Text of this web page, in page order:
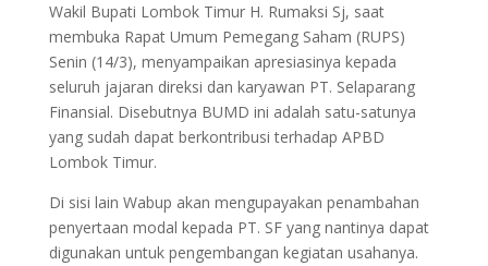
Wakil Bupati Lombok Timur H. Rumaksi Sj, saat
membuka Rapat Umum Pemegang Saham (RUPS)
Senin (14/3), menyampaikan apresiasinya kepada
seluruh jajaran direksi dan karyawan PT. Selaparang
Finansial. Disebutnya BUMD ini adalah satu-satunya
yang sudah dapat berkontribusi terhadap APBD
Lombok Timur.
Di sisi lain Wabup akan mengupayakan penambahan
penyertaan modal kepada PT. SF yang nantinya dapat
digunakan untuk pengembangan kegiatan usahanya.